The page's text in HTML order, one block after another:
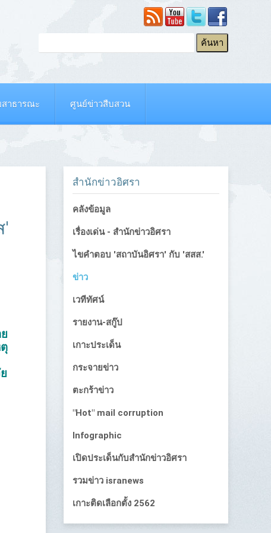
าธารณะ ศูนย์ข่าวสืบสวน
'
สำนักข่าวอิศรา
คลังข้อมูล
เรื่องเด่น - สำนักข่าวอิศรา
ไขคำตอบ 'สถาบันอิศรา' กับ 'สสส.'
ข่าว
เวทีทัศน์
รายงาน-สกู๊ป
เกาะประเด็น
กระจายข่าว
ตะกร้าข่าว
"Hot" mail corruption
Infographic
เปิดประเด็นกับสำนักข่าวอิศรา
รวมข่าว isranews
เกาะติดเลือกตั้ง 2562